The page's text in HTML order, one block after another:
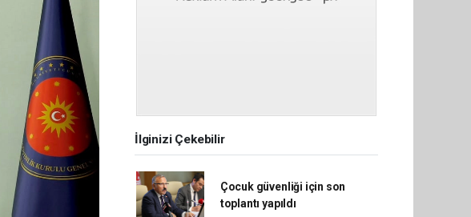
İlginizi Çekebilir
Çocuk güvenliği için son
toplantı yapıldı